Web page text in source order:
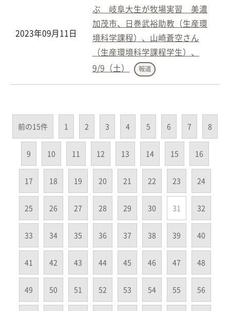
2023年09月11日
ぶ 岐阜大生が牧場実習 美濃
加茂市、日巻武裕助教（生産環
境科学課程）、山崎蒼空さん
（生産環境科学課程学生）、
9/9（土）
報道
前の15件 1 2 3 4 5 6 7 8
9 10 11 12 13 14 15 16
17 18 19 20 21 22 23 24
25 26 27 28 29 30 31 32
33 34 35 36 37 38 39 40
41 42 43 44 45 46 47 48
49 50 51 52 53 54 55 56